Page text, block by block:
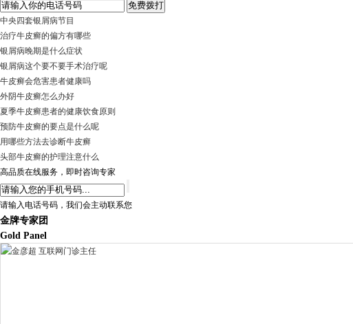
中央四套银屑病节目
治疗牛皮癣的偏方有哪些
银屑病晚期是什么症状
银屑病这个要不要手术治疗呢
牛皮癣会危害患者健康吗
外阴牛皮癣怎么办好
夏季牛皮癣患者的健康饮食原则
预防牛皮癣的要点是什么呢
用哪些方法去诊断牛皮癣
头部牛皮癣的护理注意什么
高品质在线服务，即时咨询专家
请输入电话号码，我们会主动联系您
金牌专家团
Gold Panel